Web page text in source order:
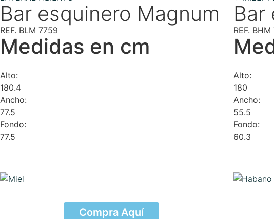
Bar esquinero Magnum
REF. BLM 7759
Medidas en cm
Alto:
180.4
Ancho:
77.5
Fondo:
77.5
Compra Aquí
Bar
REF. BHM
Alto:
180
Ancho:
55.5
Fondo:
60.3